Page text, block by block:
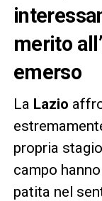
merito
emerso
La Lazio
propria
campo
patita nel